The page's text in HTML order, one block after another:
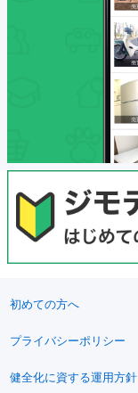
初めての方へ
プライバシーポリシー
健全化に資する運用方針